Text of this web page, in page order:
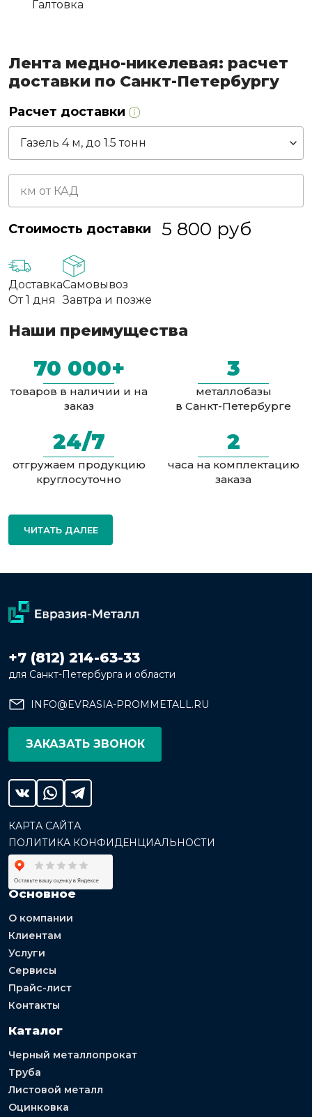
Галтовка
Лента медно-никелевая: расчет
доставки по Санкт-Петербургу
Расчет доставки
Стоимость доставки 5 800 руб
Доставка
От 1 дня
Самовывоз
Завтра и позже
Наши преимущества
70 000+
товаров в наличии и на
заказ
3
металлобазы
в Санкт-Петербурге
24/7
отгружаем продукцию
круглосуточно
2
часа на комплектацию
заказа
ЧИТАТЬ ДАЛЕЕ
+7 (812) 214-63-33
для Санкт-Петербурга и области
INFO@EVRASIA-PROMMETALL.RU
ЗАКАЗАТЬ ЗВОНОК
КАРТА САЙТА
ПОЛИТИКА КОНФИДЕНЦИАЛЬНОСТИ
Основное
О компании
Клиентам
Услуги
Сервисы
Прайс-лист
Контакты
Каталог
Черный металлопрокат
Труба
Листовой металл
Оцинковка